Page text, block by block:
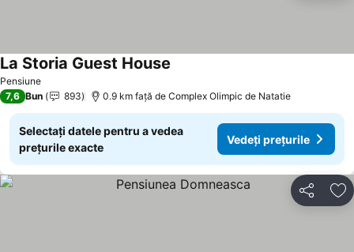
Pensiune
La Storia Guest House
7,6 Bun 893 0.9 km faţă de Complex Olimpic de Natatie
Selectați datele pentru a vedea
prețurile exacte
Vedeți prețurile
Distribuiți